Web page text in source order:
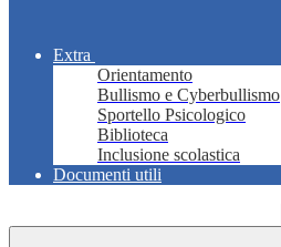
Extra
Orientamento
Bullismo e Cyberbullismo
Sportello Psicologico
Biblioteca
Inclusione scolastica
Documenti utili